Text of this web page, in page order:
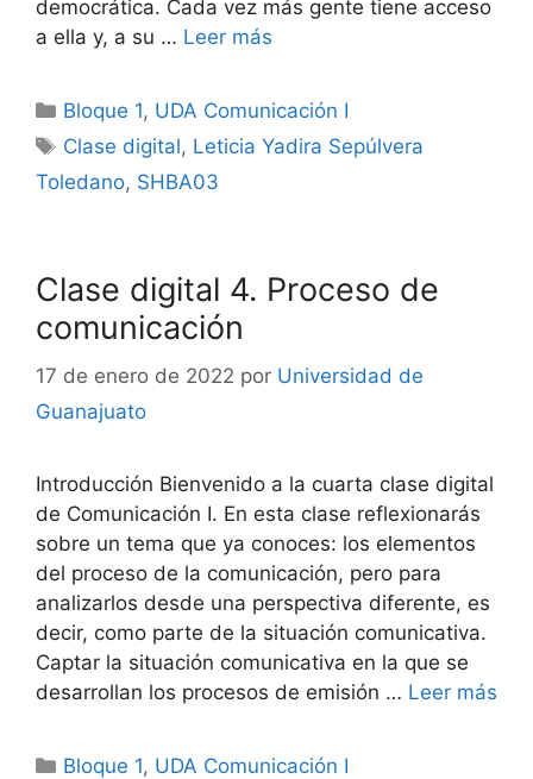
democrática. Cada vez más gente tiene acceso
a ella y, a su … Leer más
Categorías
Bloque 1, UDA Comunicación I
Etiquetas
Clase digital, Leticia Yadira Sepúlvera
Toledano, SHBA03
Clase digital 4. Proceso de
comunicación
17 de enero de 2022 por Universidad de
Guanajuato
Introducción Bienvenido a la cuarta clase digital
de Comunicación I. En esta clase reflexionarás
sobre un tema que ya conoces: los elementos
del proceso de la comunicación, pero para
analizarlos desde una perspectiva diferente, es
decir, como parte de la situación comunicativa.
Captar la situación comunicativa en la que se
desarrollan los procesos de emisión … Leer más
Categorías
Bloque 1, UDA Comunicación I